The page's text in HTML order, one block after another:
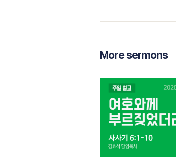
More sermons